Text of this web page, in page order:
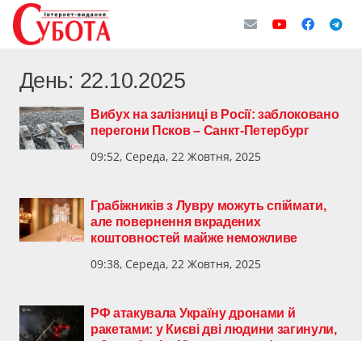
День: 22.10.2025
Вибух на залізниці в Росії: заблоковано
перегони Псков – Санкт-Петербург
09:52, Середа, 22 Жовтня, 2025
Грабіжників з Лувру можуть спіймати,
але повернення вкрадених
коштовностей майже неможливе
09:38, Середа, 22 Жовтня, 2025
РФ атакувала Україну дронами й
ракетами: у Києві дві людини загинули,